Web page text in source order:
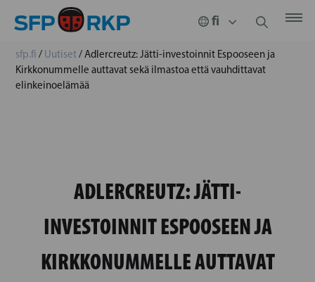
sfp.fi / Uutiset/Adlercreutz: Jätti-investoinnit Espooseen ja
Kirkkonummelle auttavat sekä ilmastoa että vauhdittavat
elinkeinoelämää
ADLERCREUTZ: JÄTTI-
INVESTOINNIT ESPOOSEEN JA
KIRKKONUMMELLE AUTTAVAT